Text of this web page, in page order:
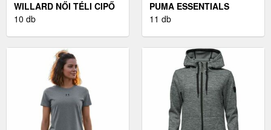
WILLARD NŐI TÉLI CIPŐ
NŐI TÉLI CIPŐ, FEKETE
10 db
PUMA ESSENTIALS
LEGGINGS NŐI
11 db